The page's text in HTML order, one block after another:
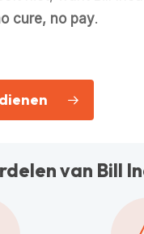
cure, no pay.
van Bill